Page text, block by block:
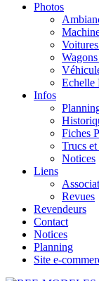
Photos
Echelle
Infos
Fiches
Trucs et
Notices
Liens
Revues
Revendeurs
Contact
Notices
Planning
Site e-